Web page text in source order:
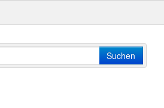
Suchen